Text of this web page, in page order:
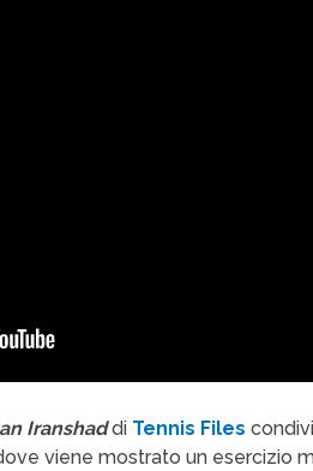
Iranshaddi Tennis Files
viene mostrato un esercizio